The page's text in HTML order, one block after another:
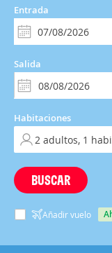
Entrada
Salida
Habitaciones
BUSCAR
Añadir vuelo